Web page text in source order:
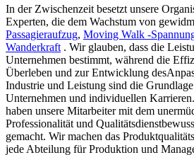
In der Zwischenzeit besetzt unsere
Experten, die dem Wachstum von
Passagieraufzug, Moving Walk -
Wanderkraft . Wir glauben, dass die
Unternehmen bestimmt, während die
Überleben und zur Entwicklung
Industrie und Leistung sind die
Unternehmen und individuellen
haben unsere Mitarbeiter mit dem
Professionalität und
gemacht. Wir machen das
jede Abteilung für Produktion und